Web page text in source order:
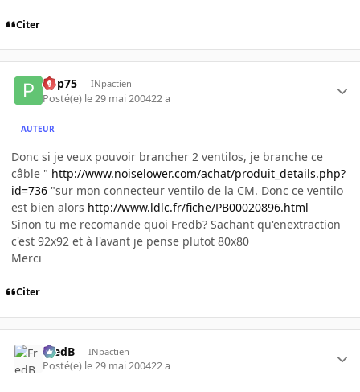
Citer
Pop75 INpactien
Posté(e) le 29 mai 200422 a
AUTEUR
Donc si je veux pouvoir brancher 2 ventilos, je branche ce
câble " http://www.noiselower.com/achat/produit_details.php?
id=736 "sur mon connecteur ventilo de la CM. Donc ce ventilo
est bien alors http://www.ldlc.fr/fiche/PB00020896.html
Sinon tu me recomande quoi Fredb? Sachant qu'enextraction
c'est 92x92 et à l'avant je pense plutot 80x80
Merci
Citer
FredB INpactien
Posté(e) le 29 mai 200422 a